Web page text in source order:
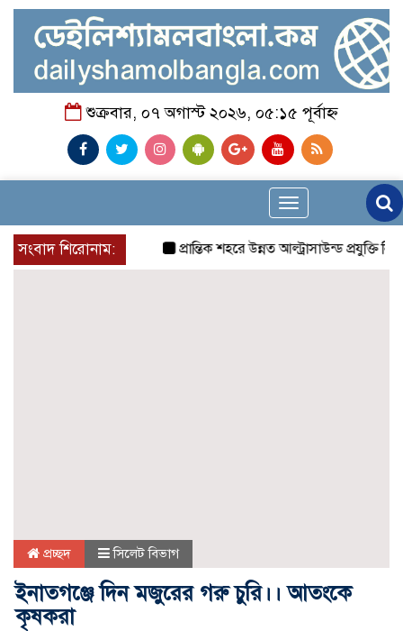
শুক্রবার, ০৭ অগাস্ট ২০২৬, ০৫:১৫ পূর্বাহ্ন
Toggle
navigation
সংবাদ শিরোনাম:
প্রান্তিক শহরে উন্নত আল্ট্রাসাউন্ড প্রযুক্তি নিয়ে
প্রচ্ছদ সিলেট বিভাগ
ইনাতগঞ্জে দিন মজুরের গরু চুরি।। আতংকে
কৃষকরা